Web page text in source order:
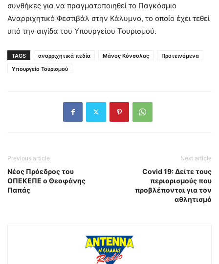
συνθήκες για να πραγματοποιηθεί το Παγκόσμιο
Αναρριχητικό Φεστιβάλ στην Κάλυμνο, το οποίο έχει τεθεί
υπό την αιγίδα του Υπουργείου Τουρισμού.
TAGS αναρριχητικά πεδία Μάνος Κόνσολας
Προτεινόμενα
Υπουργείο Τουρισμού
Previous article
Νέος Πρόεδρος του
ΟΠΕΚΕΠΕ ο Θεοφάνης
Παπάς
Next article
Covid 19: Δείτε τους
περιορισμούς που
προβλέπονται για τον
αθλητισμό